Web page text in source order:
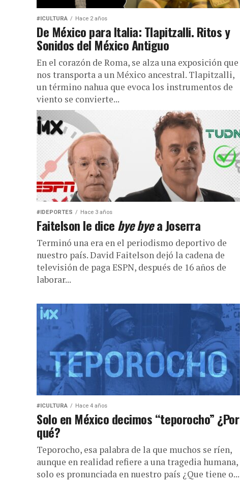
#ICULTURA Hace 2 años
De México para Italia: Tlapitzalli. Ritos y
Sonidos del México Antiguo
En el corazón de Roma, se alza una exposición que
nos transporta a un México ancestral. Tlapitzalli,
un término nahua que evoca los instrumentos de
viento se convierte...
#IDEPORTES Hace 3 años
Faitelson le dicebye byea Joserra
Terminó una era en el periodismo deportivo de
nuestro país. David Faitelson dejó la cadena de
televisión de paga ESPN, después de 16 años de
laborar...
#ICULTURA Hace 4 años
Solo en México decimos “teporocho” ¿Por
qué?
Teporocho, esa palabra de la que muchos se ríen,
aunque en realidad refiere a una tragedia humana,
solo es pronunciada en nuestro país ¿Que tiene o...